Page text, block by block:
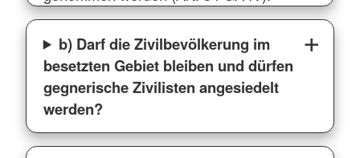
b) Darf die Zivilbevölkerung im
besetzten Gebiet bleiben und dürfen
gegnerische Zivilisten angesiedelt
werden?